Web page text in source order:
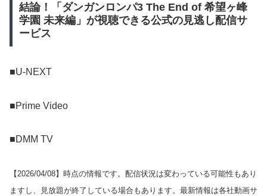
結論！「ダンガンロンパ3 The End of 希望ヶ峰
学園 未来編」が視聴できる公式の見逃し配信サ
ービス
■U-NEXT
■Prime Video
■DMM TV
【2026/04/08】時点の情報です。配信状況は変わっている可能性もあり
ますし、見放題が終了している場合もあります。最新情報は各社動画サ